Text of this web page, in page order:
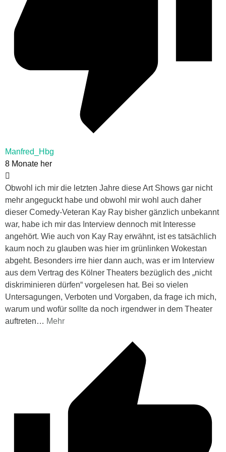
Manfred_Hbg
8 Monate her
Obwohl ich mir die letzten Jahre diese Art Shows gar nicht
mehr angeguckt habe und obwohl mir wohl auch daher
dieser Comedy-Veteran Kay Ray bisher gänzlich unbekannt
war, habe ich mir das Interview dennoch mit Interesse
angehört. Wie auch von Kay Ray erwähnt, ist es tatsächlich
kaum noch zu glauben was hier im grünlinken Wokestan
abgeht. Besonders irre hier dann auch, was er im Interview
aus dem Vertrag des Kölner Theaters bezüglich des „nicht
diskriminieren dürfen“ vorgelesen hat. Bei so vielen
Untersagungen, Verboten und Vorgaben, da frage ich mich,
warum und wofür sollte da noch irgendwer in dem Theater
auftreten… Mehr